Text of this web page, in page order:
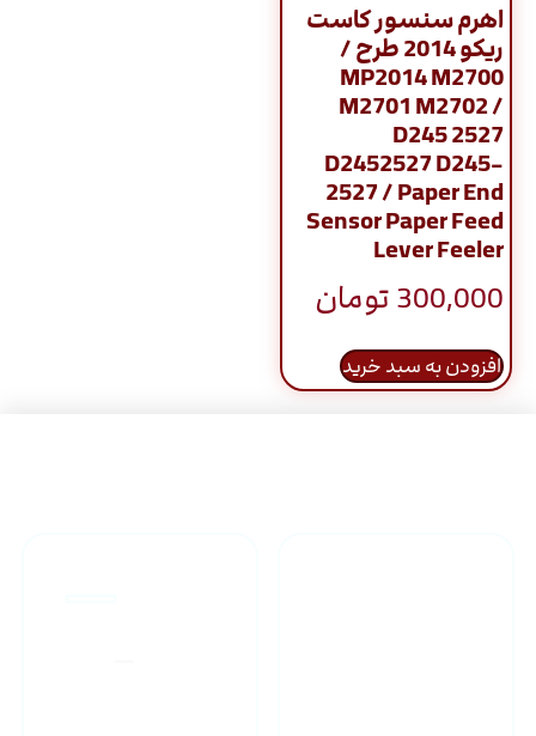
اهرم سنسور کاست
ریکو 2014 طرح /
MP2014 M2700
M2701 M2702 /
D245 2527
D2452527 D245-
2527 / Paper End
Sensor Paper Feed
Lever Feeler
300,000تومان
افزودن به سبد خرید